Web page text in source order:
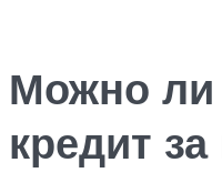
Можно ли
кредит